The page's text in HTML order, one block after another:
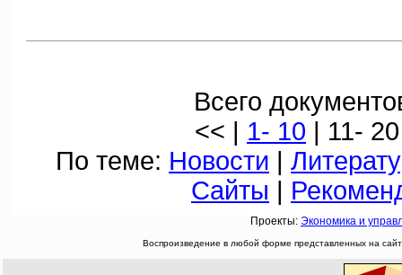
Всего
<< | 1- 10 | 11-
По теме: Новости |
Сайты |
Проекты: Экономика и
Воспроизведение в любой форме представленных на